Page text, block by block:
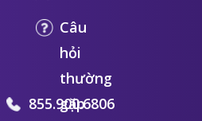
855.900.6806
Câu
hỏi
thường
gặp